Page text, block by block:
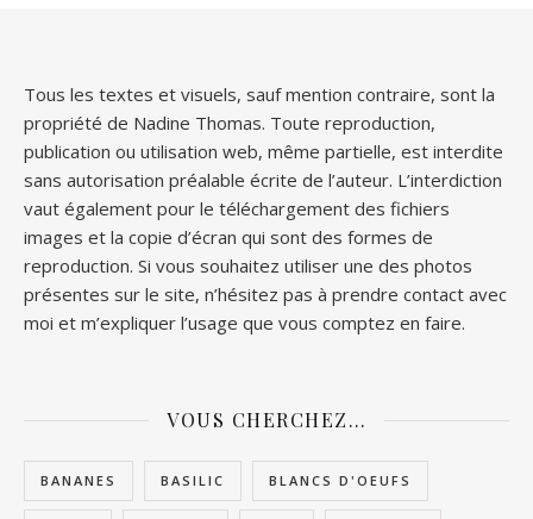
Tous les textes et visuels, sauf mention contraire, sont la
propriété de Nadine Thomas. Toute reproduction,
publication ou utilisation web, même partielle, est interdite
sans autorisation préalable écrite de l’auteur. L’interdiction
vaut également pour le téléchargement des fichiers
images et la copie d’écran qui sont des formes de
reproduction. Si vous souhaitez utiliser une des photos
présentes sur le site, n’hésitez pas à prendre contact avec
moi et m’expliquer l’usage que vous comptez en faire.
VOUS CHERCHEZ…
BANANES BASILIC BLANCS D'OEUFS